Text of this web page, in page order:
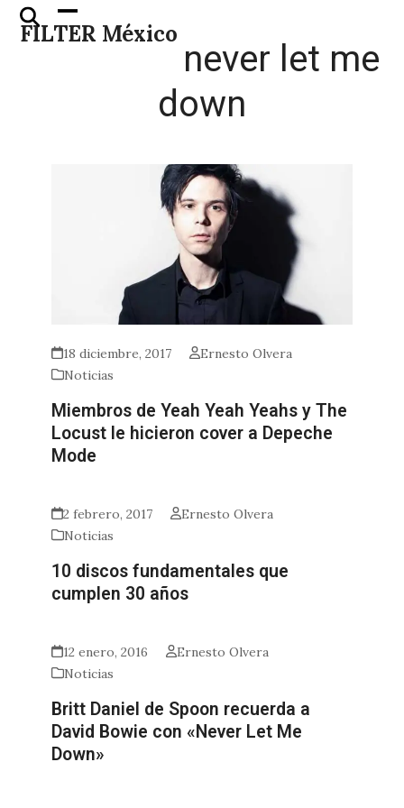
Skip
FILTER México
Open
mobile
Close
mobile
never let me
down
18 diciembre, 2017
Ernesto Olvera
Noticias
Miembros de Yeah Yeah Yeahs y The
Locust le hicieron cover a Depeche
Mode
2 febrero, 2017
Ernesto Olvera
Noticias
10 discos fundamentales que
cumplen 30 años
12 enero, 2016
Ernesto Olvera
Noticias
Britt Daniel de Spoon recuerda a
David Bowie con «Never Let Me
Down»